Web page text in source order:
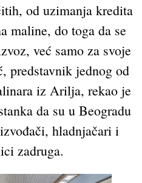
od uzimanja kredita
maline, do toga da se
već samo za svoje
predstavnik jednog od
iz Arilja, rekao je
da su u Beogradu
hladnjačari i
zadruga.